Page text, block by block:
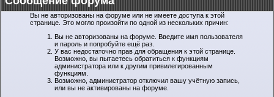
Вы не авторизованы на форуме или не имеете доступа к этой
странице. Это могло произойти по одной из нескольких причин:
Вы не авторизованы на форуме. Введите имя пользователя
и пароль и попробуйте ещё раз.
У вас недостаточно прав для обращения к этой странице.
Возможно, вы пытаетесь обратиться к функциям
администратора или к другим привилегированным
функциям.
Возможно, администратор отключил вашу учётную запись,
или вы не активированы на форуме.